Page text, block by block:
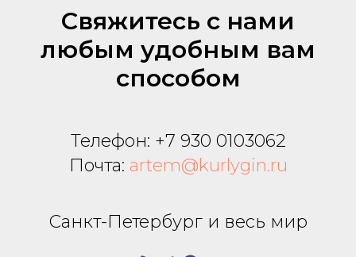
Свяжитесь с нами
любым удобным вам
способом
Телефон: +7 930 0103062
Почта: artem@kurlygin.ru
Санкт-Петербург и весь мир